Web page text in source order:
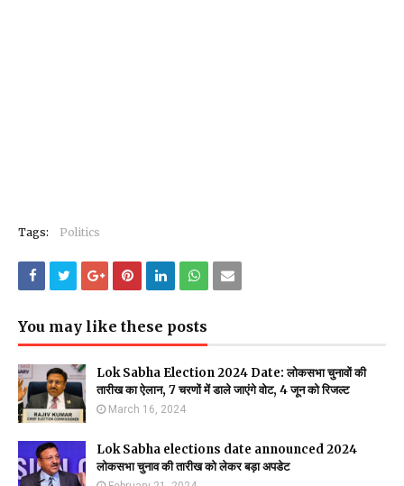
Tags: Politics
You may like these posts
Lok Sabha Election 2024 Date: लोकसभा चुनावों की
तारीख का ऐलान, 7 चरणों में डाले जाएंगे वोट, 4 जून को रिजल्ट
March 16, 2024
Lok Sabha elections date announced 2024
लोकसभा चुनाव की तारीख को लेकर बड़ा अपडेट